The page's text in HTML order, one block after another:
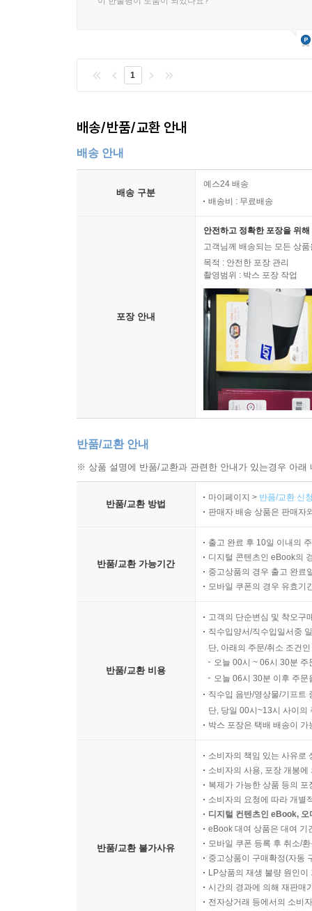
1
배송/반품/교환 안내
배송 안내
배송 구분
예스24 배송
배송비 : 무료배송
포장 안내
안전하고 정확한 포장을 위
고객님께 배송되는 모든 상
목적 : 안전한 포장 관리
촬영범위 : 박스 포장 작업
반품/교환 안내
※ 상품 설명에 반품/교환과 관련한 안내가 있는경우 아
반품/교환 방법
마이페이지 > 반품/교환 신
판매자 배송 상품은 판매자
반품/교환 가능기간
출고 완료 후 10일 이내의
디지털 콘텐츠인 eBook의
중고상품의 경우 출고 완료
모바일 쿠폰의 경우 유효기
반품/교환 비용
고객의 단순변심 및 착오구
직수입양서/직수입일서중
단, 아래의 주문/취소 조건
오늘 00시 ~ 06시 30분
오늘 06시 30분 이후 주
직수입 음반/영상물/기프트
단, 당일 00시~13시 사이의
박스 포장은 택배 배송이
반품/교환 불가사유
소비자의 책임 있는 사유로
소비자의 사용, 포장 개봉
복제가 가능한 상품 등의
소비자의 요청에 따라 개별
디지털 컨텐츠인 eBook,
eBook 대여 상품은 대여 기
모바일 쿠폰 등록 후 취소/
중고상품이 구매확정(자동
LP상품의 재생 불량 원인
시간의 경과에 의해 재판매
전자상거래 등에서의 소비